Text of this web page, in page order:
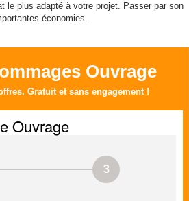
le plus adapté à votre projet. Passer par son
économies.
Ouvrage
Gratuit et sans engagement !